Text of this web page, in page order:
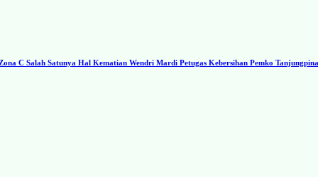
C Salah Satunya Hal Kematian Wendri Mardi Petugas Kebersihan Pemko